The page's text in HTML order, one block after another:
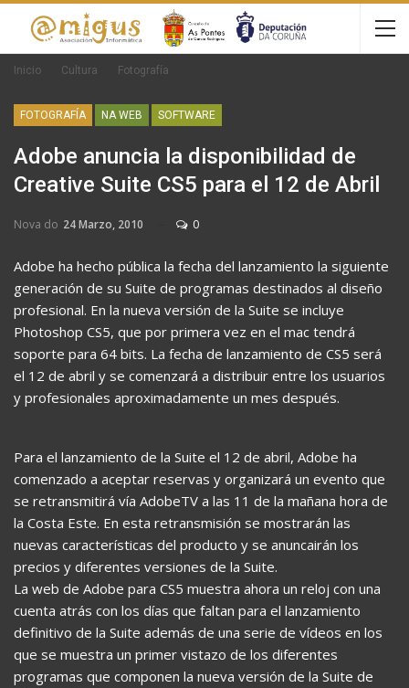
Inicio Cultura Fotografía
FOTOGRAFÍA NA WEB SOFTWARE
Adobe anuncia la disponibilidad de
Creative Suite CS5 para el 12 de Abril
Nova do 24 Marzo, 2010 0
Adobe ha hecho pública la fecha del lanzamiento la siguiente
generación de su Suite de programas destinados al diseño
profesional. En la nueva versión de la Suite se incluye
Photoshop CS5, que por primera vez en el mac tendrá
soporte para 64 bits. La fecha de lanzamiento de CS5 será
el 12 de abril y se comenzará a distribuir entre los usuarios
y profesionales aproximadamente un mes después.
Para el lanzamiento de la Suite el 12 de abril, Adobe ha
comenzado a aceptar reservas y organizará un evento que
se retransmitirá vía AdobeTV a las 11 de la mañana hora de
la Costa Este. En esta retransmisión se mostrarán las
nuevas características del producto y se anuncairán los
precios y diferentes versiones de la Suite.
La web de Adobe para CS5 muestra ahora un reloj con una
cuenta atrás con los días que faltan para el lanzamiento
definitivo de la Suite además de una serie de vídeos en los
que se muestra un primer vistazo de los diferentes
programas que componen la nueva versión de la Suite de